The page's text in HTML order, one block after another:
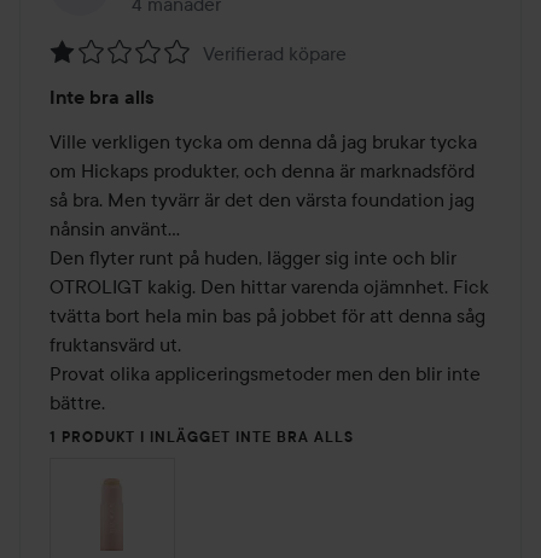
1
av
5
Verifierad köpare
Inte bra alls
Ville verkligen tycka om denna då jag brukar tycka
om Hickaps produkter, och denna är marknadsförd
så bra. Men tyvärr är det den värsta foundation jag
nånsin använt...
Den flyter runt på huden, lägger sig inte och blir
OTROLIGT kakig. Den hittar varenda ojämnhet. Fick
tvätta bort hela min bas på jobbet för att denna såg
fruktansvärd ut.
Provat olika appliceringsmetoder men den blir inte
bättre.
1 PRODUKT I INLÄGGET INTE BRA ALLS